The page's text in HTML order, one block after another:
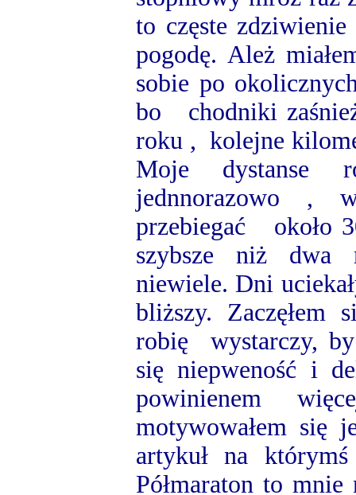
to częste
pogodę. Ależ
sobie po
bo chodniki
roku , kolejne
Moje dystanse
jednnorazowo ,
przebiegać około
szybsze niż dwa
niewiele. Dni
bliższy. Zaczęłem
robię wystarczy,
się niepweność i
powinienem
motywowałem się
artykuł na
Półmaraton to